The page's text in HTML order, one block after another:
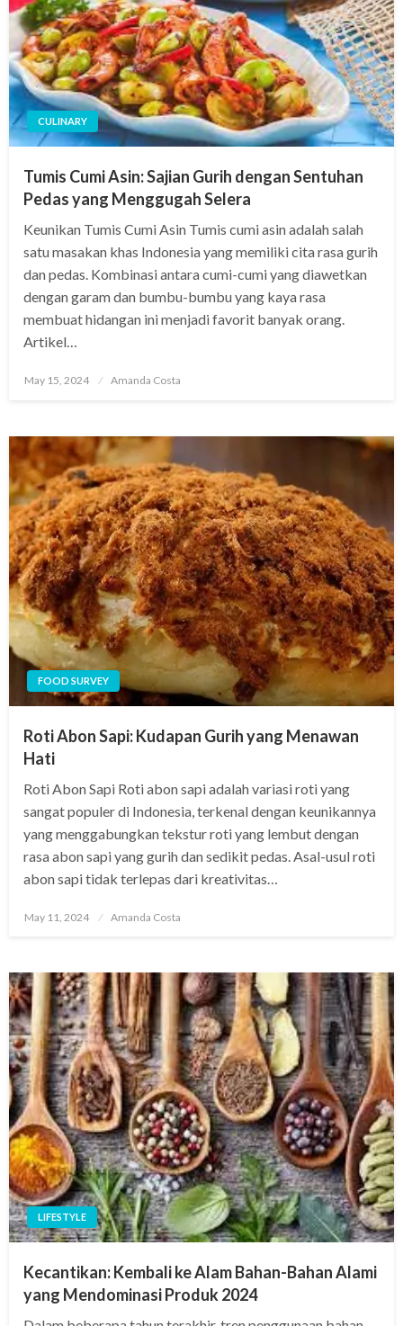
CULINARY
Tumis Cumi Asin: Sajian Gurih dengan Sentuhan
Pedas yang Menggugah Selera
Keunikan Tumis Cumi Asin Tumis cumi asin adalah salah
satu masakan khas Indonesia yang memiliki cita rasa gurih
dan pedas. Kombinasi antara cumi-cumi yang diawetkan
dengan garam dan bumbu-bumbu yang kaya rasa
membuat hidangan ini menjadi favorit banyak orang.
Artikel…
Posted
May 15, 2024 Amanda Costa
FOOD SURVEY
Roti Abon Sapi: Kudapan Gurih yang Menawan
Hati
Roti Abon Sapi Roti abon sapi adalah variasi roti yang
sangat populer di Indonesia, terkenal dengan keunikannya
yang menggabungkan tekstur roti yang lembut dengan
rasa abon sapi yang gurih dan sedikit pedas. Asal-usul roti
abon sapi tidak terlepas dari kreativitas…
Posted
May 11, 2024 Amanda Costa
LIFESTYLE
Kecantikan: Kembali ke Alam Bahan-Bahan Alami
yang Mendominasi Produk 2024